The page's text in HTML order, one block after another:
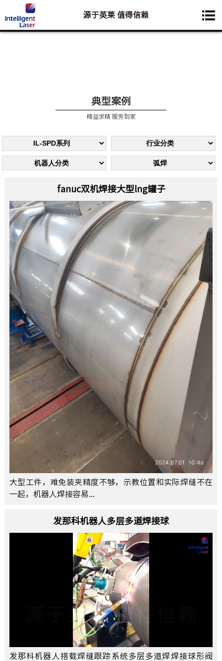
您想要了解的业务是:
源于英莱 值得信赖
典型案例
精益求精 服务到家
fanuc双机焊接大型lng罐子
大型工件，难免装夹精度不够，示教位置和实际焊缝不在
一起，机器人焊接容易...
发那科机器人多层多道焊接球
发那科机器人搭载焊缝跟踪系统多层多道焊焊接球形阀